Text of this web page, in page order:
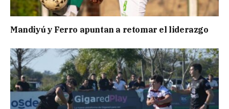
Mandiyú y Ferro apuntan a retomar el liderazgo